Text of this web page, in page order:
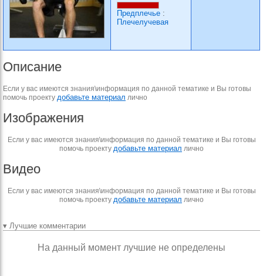
Предплечье :
Плечелучевая
Описание
Если у вас имеются знания\информация по данной тематике и Вы готовы
помочь проекту добавьте материал лично
Изображения
Если у вас имеются знания\информация по данной тематике и Вы готовы
помочь проекту добавьте материал лично
Видео
Если у вас имеются знания\информация по данной тематике и Вы готовы
помочь проекту добавьте материал лично
▾ Лучшие комментарии
На данный момент лучшие не определены